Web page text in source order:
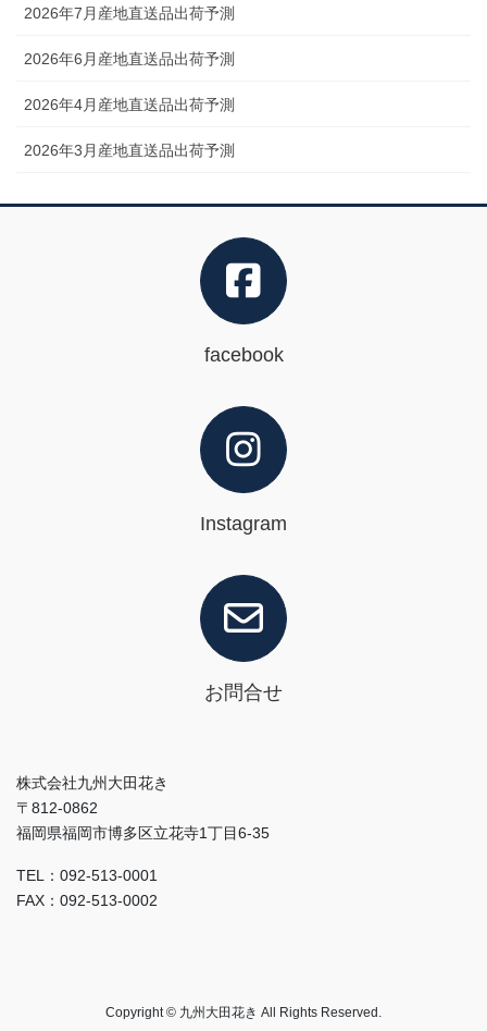
2026年7月産地直送品出荷予測
2026年6月産地直送品出荷予測
2026年4月産地直送品出荷予測
2026年3月産地直送品出荷予測
facebook
Instagram
お問合せ
株式会社九州大田花き
〒812-0862
福岡県福岡市博多区立花寺1丁目6-35
TEL：092-513-0001
FAX：092-513-0002
Copyright © 九州大田花き All Rights Reserved.